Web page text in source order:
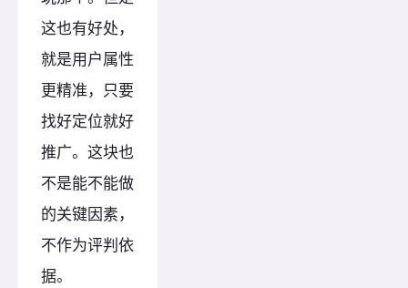
这也有好处，
就是用户属性
更精准，只要
找好定位就好
推广。这块也
不是能不能做
的关键因素，
不作为评判依
据。